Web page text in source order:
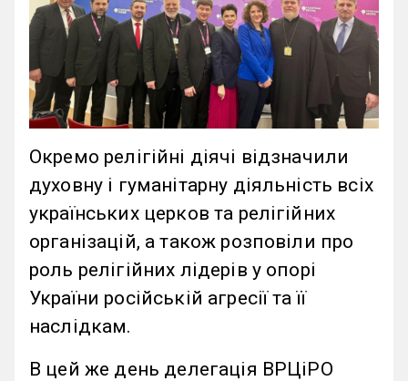
Окремо релігійні діячі відзначили
духовну і гуманітарну діяльність всіх
українських церков та релігійних
організацій, а також розповіли про
роль релігійних лідерів у опорі
України російській агресії та її
наслідкам.
В цей же день делегація ВРЦіРО